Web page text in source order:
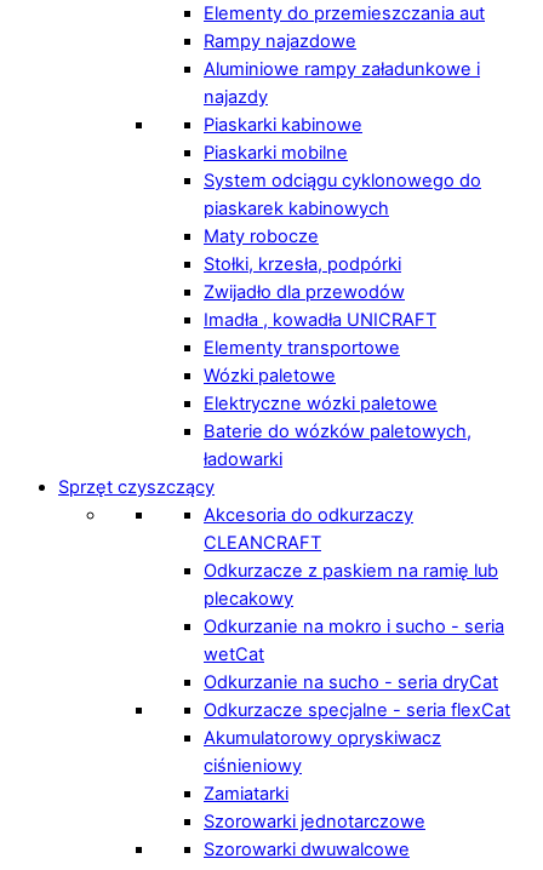
Elementy do przemieszczania aut
Rampy najazdowe
Aluminiowe rampy załadunkowe i
najazdy
Piaskarki kabinowe
Piaskarki mobilne
System odciągu cyklonowego do
piaskarek kabinowych
Maty robocze
Stołki, krzesła, podpórki
Zwijadło dla przewodów
Imadła , kowadła UNICRAFT
Elementy transportowe
Wózki paletowe
Elektryczne wózki paletowe
Baterie do wózków paletowych,
ładowarki
Sprzęt czyszczący
Akcesoria do odkurzaczy
CLEANCRAFT
Odkurzacze z paskiem na ramię lub
plecakowy
Odkurzanie na mokro i sucho - seria
wetCat
Odkurzanie na sucho - seria dryCat
Odkurzacze specjalne - seria flexCat
Akumulatorowy opryskiwacz
ciśnieniowy
Zamiatarki
Szorowarki jednotarczowe
Szorowarki dwuwalcowe